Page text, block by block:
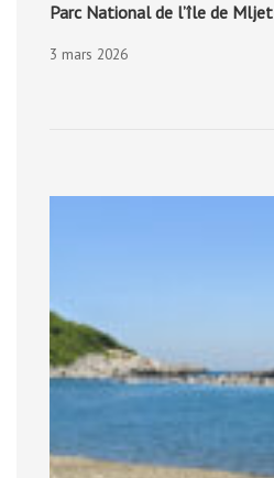
Parc National de l’île de Mljet
3 mars 2026